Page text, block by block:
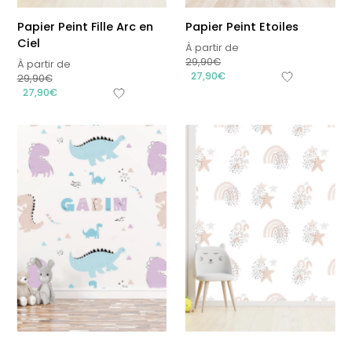
Papier Peint Fille Arc en
Ciel
À partir de
29,90€
27,90€
Papier Peint Etoiles
À partir de
29,90€
27,90€